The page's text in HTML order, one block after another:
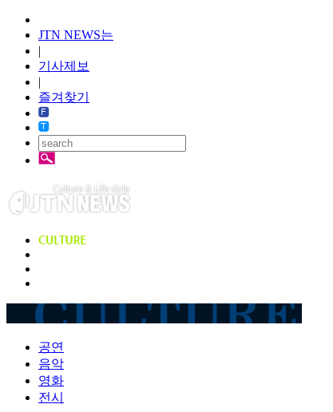
JTN NEWS는
|
기사제보
|
즐겨찾기
공연
음악
영화
전시